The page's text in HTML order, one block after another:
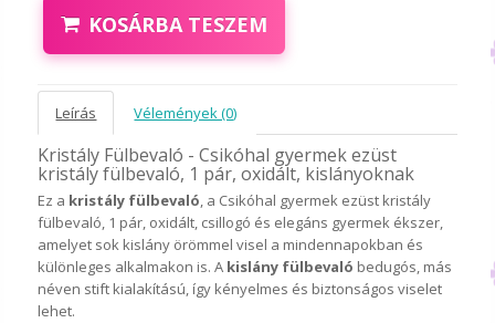
KOSÁRBA TESZEM
Leírás Vélemények (0)
Kristály Fülbevaló - Csikóhal gyermek ezüst
kristály fülbevaló, 1 pár, oxidált, kislányoknak
Ez a kristály fülbevaló, a Csikóhal gyermek ezüst kristály
fülbevaló, 1 pár, oxidált, csillogó és elegáns gyermek ékszer,
amelyet sok kislány örömmel visel a mindennapokban és
különleges alkalmakon is. A kislány fülbevaló bedugós, más
néven stift kialakítású, így kényelmes és biztonságos viselet
lehet.